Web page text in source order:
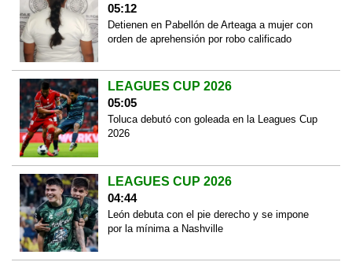
05:12
Detienen en Pabellón de Arteaga a mujer con
orden de aprehensión por robo calificado
LEAGUES CUP 2026
05:05
Toluca debutó con goleada en la Leagues Cup
2026
LEAGUES CUP 2026
04:44
León debuta con el pie derecho y se impone
por la mínima a Nashville